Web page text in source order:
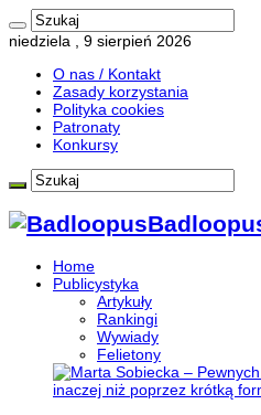
niedziela , 9 sierpień 2026
O nas / Kontakt
Zasady korzystania
Polityka cookies
Patronaty
Konkursy
Home
Publicystyka
Artykuły
Rankingi
Wywiady
Felietony